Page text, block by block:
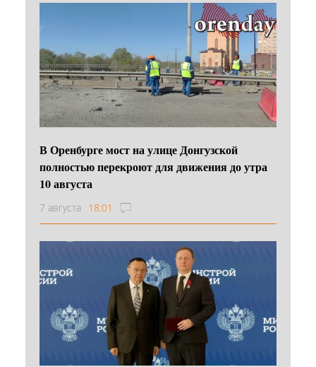
В Оренбурге мост на улице Донгузской
полностью перекроют для движения до утра
10 августа
7 августа 18:01